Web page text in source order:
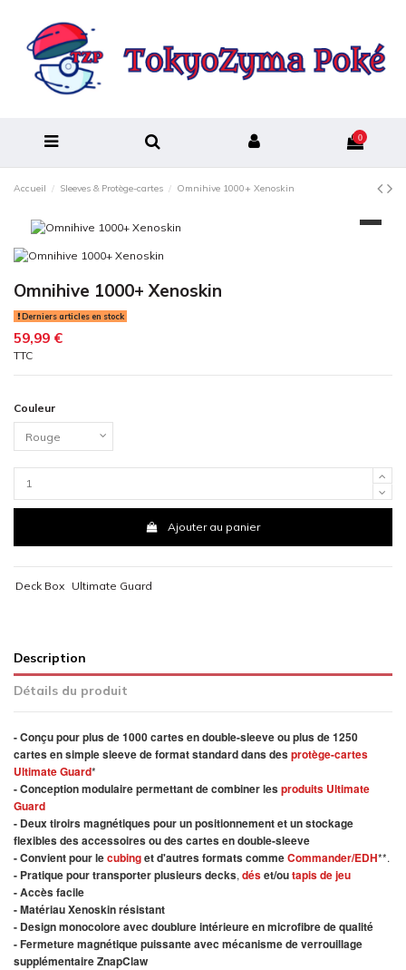
0
Accueil Sleeves & Protège-cartes Omnihive 1000+ Xenoskin
Omnihive 1000+ Xenoskin
Derniers articles en stock
59,99 €
TTC
Couleur
Ajouter au panier
Deck Box Ultimate Guard
Description
Détails du produit
- Conçu pour plus de 1000 cartes en double-sleeve ou plus de 1250
cartes en simple sleeve de format standard dans desprotège-cartes
Ultimate Guard*
- Conception modulaire permettant de combiner lesproduits Ultimate
Guard
- Deux tiroirs magnétiques pour un positionnement et un stockage
flexibles des accessoires ou des cartes en double-sleeve
- Convient pour lecubinget d'autres formats commeCommander/EDH**.
- Pratique pour transporter plusieurs decks, déset/outapis de jeu
- Accès facile
- Matériau Xenoskin résistant
- Design monocolore avec doublure intérieure en microfibre de qualité
- Fermeture magnétique puissante avec mécanisme de verrouillage
supplémentaire ZnapClaw